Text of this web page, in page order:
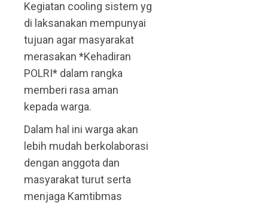
Kegiatan cooling sistem yg
di laksanakan mempunyai
tujuan agar masyarakat
merasakan *Kehadiran
POLRI* dalam rangka
memberi rasa aman
kepada warga.
Dalam hal ini warga akan
lebih mudah berkolaborasi
dengan anggota dan
masyarakat turut serta
menjaga Kamtibmas